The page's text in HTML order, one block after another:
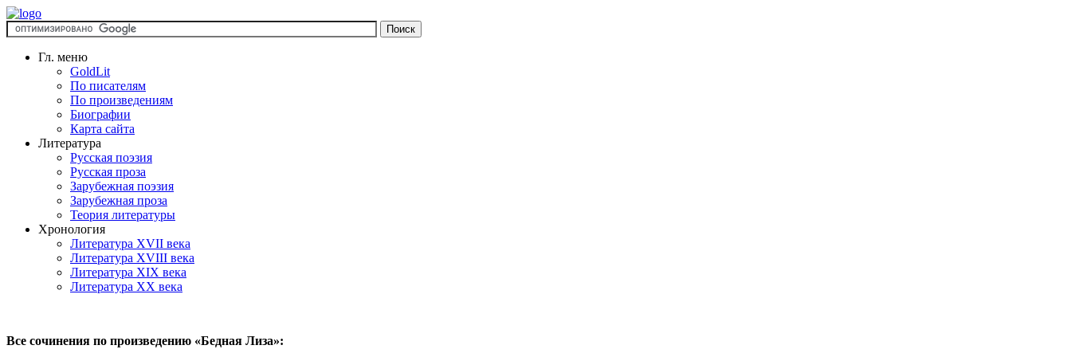
Гл. меню
GoldLit
По писателям
По произведениям
Биографии
Карта сайта
Литература
Русская поэзия
Русская проза
Зарубежная поэзия
Зарубежная проза
Теория литературы
Хронология
Литература XVII века
Литература XVIII века
Литература XIX века
Литература XX века
Все сочинения по произведению «Бедная Лиза»: